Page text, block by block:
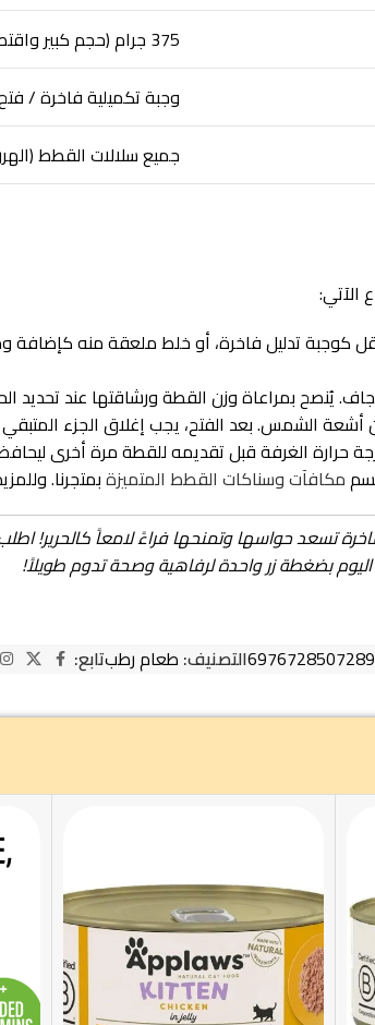
375 جرام (حجم كبير واقتصادي)
وجبة تكميلية فاخرة /
جميع سلالات القطط
الآتي:
كوجبة تدليل فاخرة، أو خلط ملعقة منه
يُنصح بمراعاة وزن القطة ورشاقتها عند تحديد
أشعة الشمس. بعد الفتح، يجب إغلاق الجزء
مكافآت وسناكات القطط المتميزةبمتجرنا.
تسعد حواسها وتمنحها فراءً لامعاً كالحرير!
بضغطة زر واحدة لرفاهية وصحة تدوم طويلاً!
6976728507289التصنيف: طعام رطبتابع: